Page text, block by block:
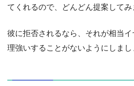
てくれるので、どんどん提案してみ
彼に拒否されるなら、それが相当
理強いすることがないようにしまし